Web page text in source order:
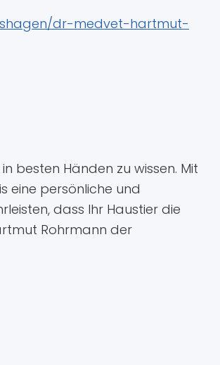
dr-medvet-hartmut-
besten Händen zu wissen. Mit
eine persönliche und
dass Ihr Haustier die
Rohrmann der